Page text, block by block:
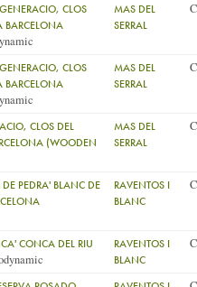
CLOS
BARCELONA
MAS DEL
SERRAL
CLOS
BARCELONA
MAS DEL
SERRAL
CLOS DEL
(WOODEN
MAS DEL
SERRAL
PEDRA' BLANC DE
RAVENTOS I
BLANC
CONCA DEL RIU
RAVENTOS I
BLANC